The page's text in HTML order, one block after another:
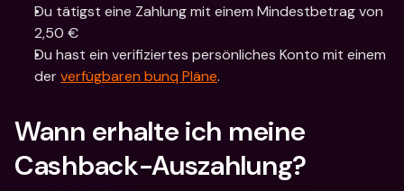
Du tätigst eine Zahlung mit einem Mindestbetrag von
2,50 €
Du hast ein verifiziertes persönliches Konto mit einem
der verfügbaren bunq Pläne.
Wann erhalte ich meine
Cashback-Auszahlung?